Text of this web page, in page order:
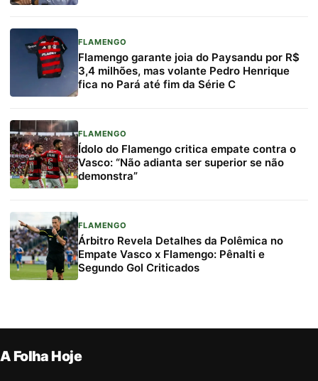
FLAMENGO
Flamengo garante joia do Paysandu por R$
3,4 milhões, mas volante Pedro Henrique
fica no Pará até fim da Série C
FLAMENGO
Ídolo do Flamengo critica empate contra o
Vasco: “Não adianta ser superior se não
demonstra”
FLAMENGO
Árbitro Revela Detalhes da Polêmica no
Empate Vasco x Flamengo: Pênalti e
Segundo Gol Criticados
A Folha Hoje